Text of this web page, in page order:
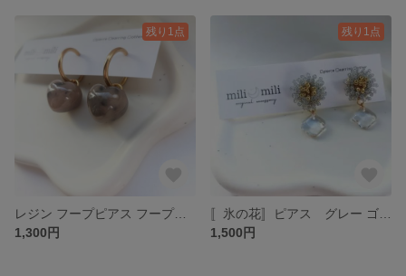
残り1点
レジン フープピアス フープイヤリング 金具変更可能〚チョコチップチョコレート〛ハート ぷっくり 茶 モカ 大人可愛い ガーリー カジュアル シンプル サージカルステンレス アレルギー対応
1,300円
残り1点
1,500円